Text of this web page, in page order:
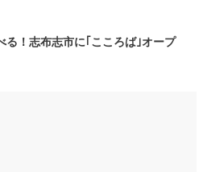
る！志布志市に｢こころば｣オープ